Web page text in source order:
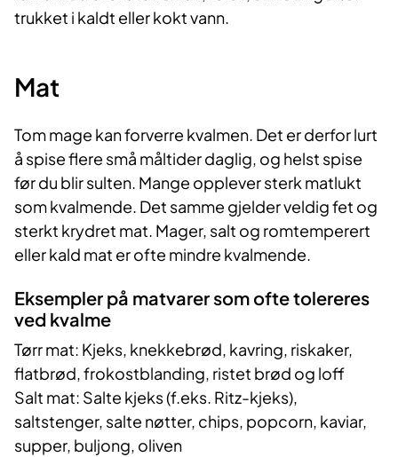
trukket i kaldt eller kokt vann.
Mat
Tom mage kan forverre kvalmen. Det er derfor lurt
å spise flere små måltider daglig, og helst spise
før du blir sulten. Mange opplever sterk matlukt
som kvalmende. Det samme gjelder veldig fet og
sterkt krydret mat. Mager, salt og romtemperert
eller kald mat er ofte mindre kvalmende.
Eksempler på matvarer som ofte tolereres
ved kvalme
​Tørr mat: Kjeks, knekkebrød, kavring, riskaker,
flatbrød, frokostblanding, ristet brød og loff
Salt mat: Salte kjeks (f.eks. Ritz-kjeks),
saltstenger, salte nøtter, chips, popcorn, kaviar,
supper, buljong, oliven